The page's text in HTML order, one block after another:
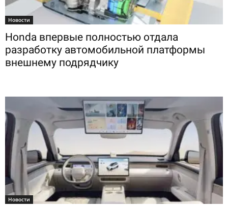
Новости
Honda впервые полностью отдала
разработку автомобильной платформы
внешнему подрядчику
Новости